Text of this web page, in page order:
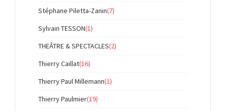
Stéphane Piletta-Zanin(7)
Sylvain TESSON(1)
THEÂTRE & SPECTACLES(2)
Thierry Caillat(16)
Thierry Paul Millemann(1)
Thierry Paulmier(19)